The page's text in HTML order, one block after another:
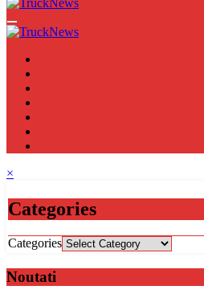
×
Categories
Categories
Noutati